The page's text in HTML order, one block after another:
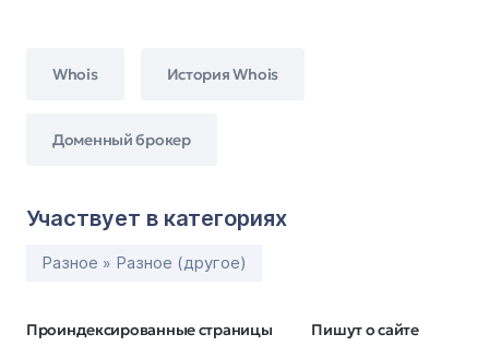
Whois История Whois
Доменный брокер
Участвует в категориях
Разное » Разное (другое)
Проиндексированные страницы Пишут о сайте